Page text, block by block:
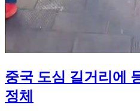
중국 도심 길거리에
정체